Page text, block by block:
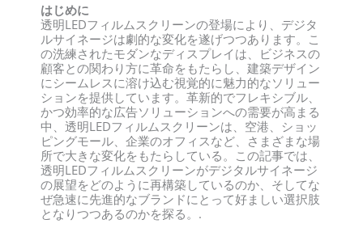
はじめに
透明LEDフィルムスクリーンの登場により、デジタ
ルサイネージは劇的な変化を遂げつつあります。こ
の洗練されたモダンなディスプレイは、ビジネスの
顧客との関わり方に革命をもたらし、建築デザイン
にシームレスに溶け込む視覚的に魅力的なソリュー
ションを提供しています。革新的でフレキシブル、
かつ効率的な広告ソリューションへの需要が高まる
中、透明LEDフィルムスクリーンは、空港、ショッ
ピングモール、企業のオフィスなど、さまざまな場
所で大きな変化をもたらしている。この記事では、
透明LEDフィルムスクリーンがデジタルサイネージ
の展望をどのように再構築しているのか、そしてな
ぜ急速に先進的なブランドにとって好ましい選択肢
となりつつあるのかを探る。.